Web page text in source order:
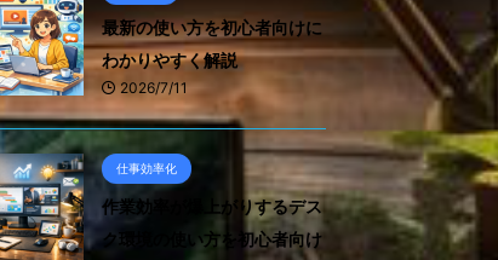
最新の使い方を初心者向けに
わかりやすく解説
2026/7/11
仕事効率化
作業効率が爆上がりするデス
ク環境の使い方を初心者向け